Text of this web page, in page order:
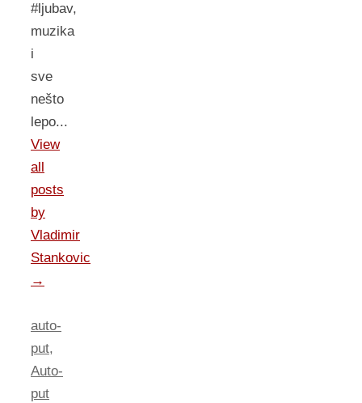
#ljubav,
muzika
i
sve
nešto
lepo...
View
all
posts
by
Vladimir
Stankovic
→
auto-
put,
Auto-
put